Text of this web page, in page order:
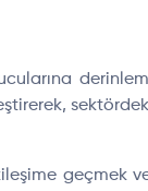
geçmek ve